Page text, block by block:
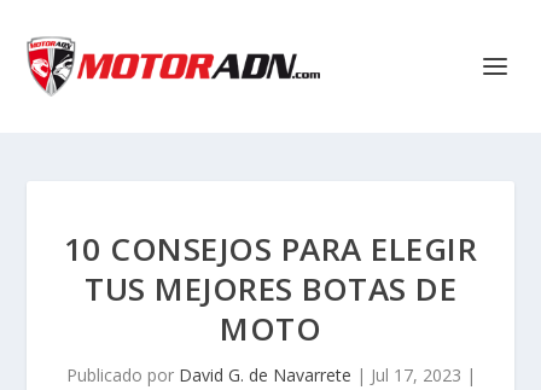
10 CONSEJOS PARA ELEGIR
TUS MEJORES BOTAS DE
MOTO
Publicado por David G. de Navarrete | Jul 17, 2023 |